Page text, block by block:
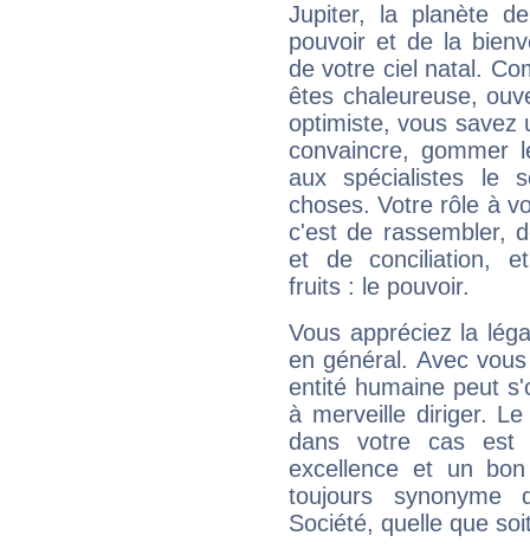
Jupiter, la planète
pouvoir et de la
de votre ciel natal.
êtes chaleureuse,
optimiste, vous savez
convaincre, gommer
aux spécialistes le
choses. Votre rôle à
c'est de rassembler,
et de conciliation,
fruits : le pouvoir.
Vous appréciez la
en général. Avec
entité humaine peut
à merveille diriger.
dans votre cas est
excellence et un
toujours synonyme
Société, quelle que